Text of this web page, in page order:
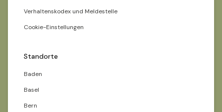
Verhaltenskodex und Meldestelle
Cookie-Einstellungen
Standorte
Baden
Basel
Bern